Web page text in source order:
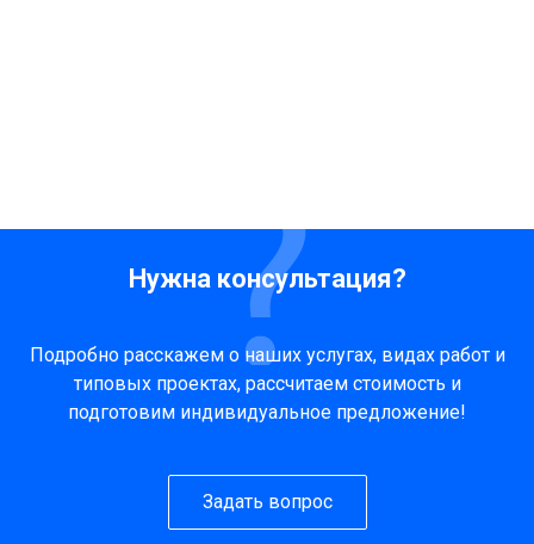
Нужна консультация?
Подробно расскажем о наших услугах, видах работ и
типовых проектах, рассчитаем стоимость и
подготовим индивидуальное предложение!
Задать вопрос